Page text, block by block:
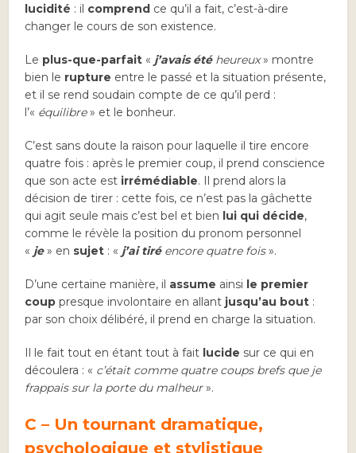
lucidité : il comprend ce qu’il a fait, c’est-à-dire
changer le cours de son existence.
Le plus-que-parfait « j’avais étéheureux» montre
bien le rupture entre le passé et la situation présente,
et il se rend soudain compte de ce qu’il perd :
l’« équilibre» et le bonheur.
C’est sans doute la raison pour laquelle il tire encore
quatre fois : après le premier coup, il prend conscience
que son acte est irrémédiable. Il prend alors la
décision de tirer : cette fois, ce n’est pas la gâchette
qui agit seule mais c’est bel et bien lui qui décide,
comme le révèle la position du pronom personnel
« je» en sujet : « j’ai tiré encore quatre fois».
D’une certaine manière, il assume ainsi le premier
coup presque involontaire en allant jusqu’au bout :
par son choix délibéré, il prend en charge la situation.
Il le fait tout en étant tout à fait lucide sur ce qui en
découlera : « c’était comme quatre coups brefs que je
frappais sur la porte du malheur».
C – Un tournant dramatique,
psychologique et stylistique